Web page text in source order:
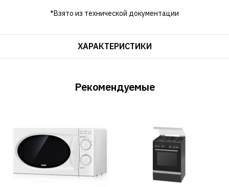
*Взято из технической документации
ХАРАКТЕРИСТИКИ
Рекомендуемые